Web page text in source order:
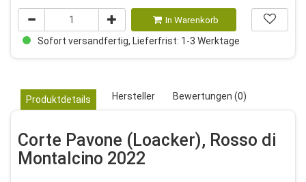
In Warenkorb
Sofort versandfertig, Lieferfrist: 1-3 Werktage
Produktdetails Hersteller Bewertungen (0)
Corte Pavone (Loacker), Rosso di
Montalcino 2022